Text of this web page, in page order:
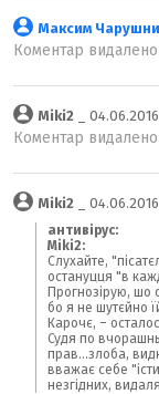
Максим
Коментар
Miki2 _
Коментар
Miki2 _
антивірус:
Miki2:
Слухайте,
остануцця "в
Прогнозірую, шо
бо я не шутєйно
Карочє, –
Судя по
прав...злоба,
вважає себе
незгідних,